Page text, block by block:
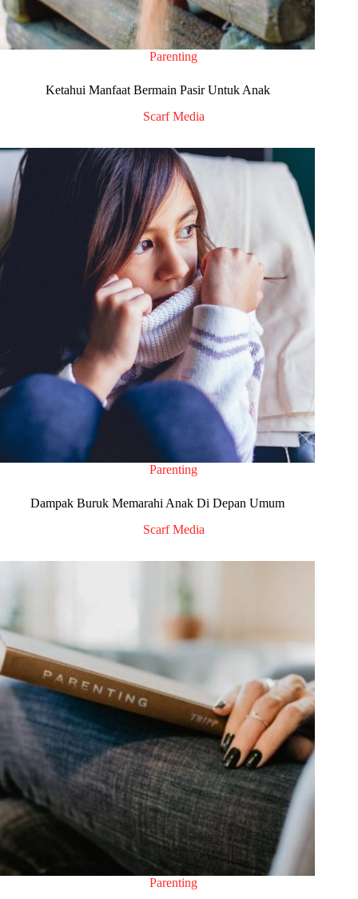
Parenting
Ketahui Manfaat Bermain Pasir Untuk Anak
Scarf Media
Parenting
Dampak Buruk Memarahi Anak Di Depan Umum
Scarf Media
Parenting